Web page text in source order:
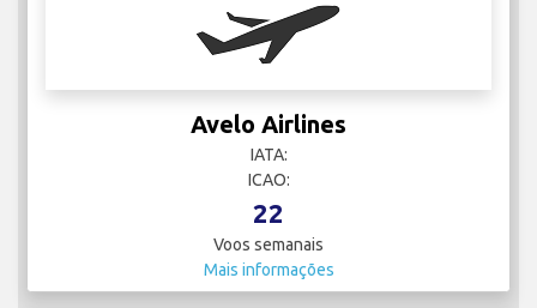
Avelo Airlines
IATA:
ICAO:
22
Voos semanais
Mais informações